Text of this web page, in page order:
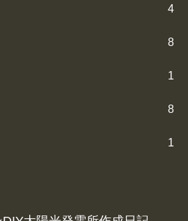
4
8
1
8
1